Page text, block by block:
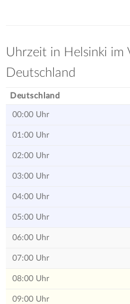
Uhrzeit in Helsinki im
Deutschland
Deutschland
00:00 Uhr
01:00 Uhr
02:00 Uhr
03:00 Uhr
04:00 Uhr
05:00 Uhr
06:00 Uhr
07:00 Uhr
08:00 Uhr
09:00 Uhr